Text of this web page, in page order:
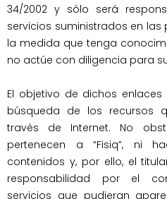
34/2002 y sólo será
servicios suministrados en
la medida que tenga
no actúe con diligencia para
El objetivo de dichos
búsqueda de los recursos
través de Internet. No
pertenecen a “Fisiq”, ni
contenidos y, por ello, el
responsabilidad por el
servicios que pudieran